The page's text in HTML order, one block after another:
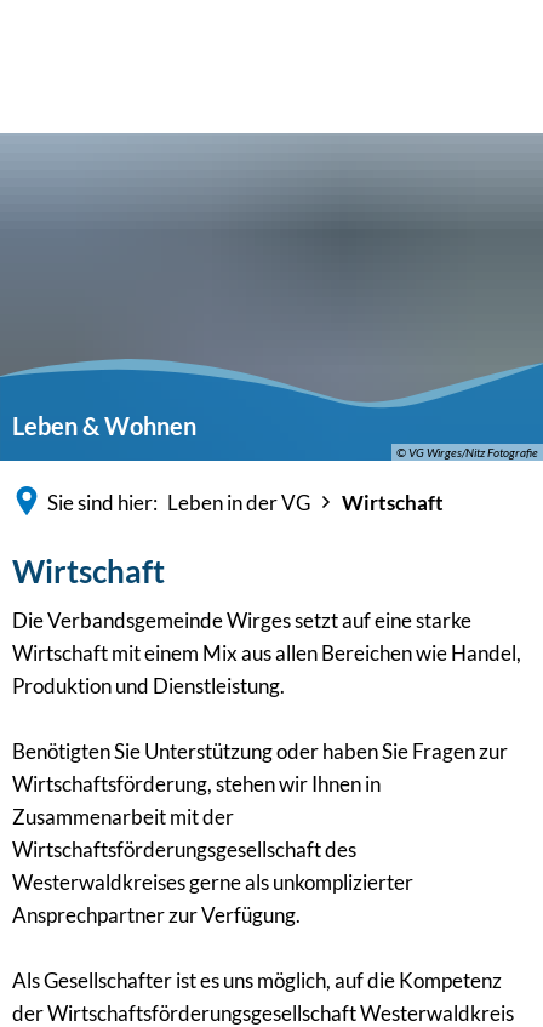
© VG Wirges/Nitz Fotografie
Leben & Wohnen
Sie sind hier: Leben in der VG Wirtschaft
Wirtschaft
Die Verbandsgemeinde Wirges setzt auf eine starke
Wirtschaft mit einem Mix aus allen Bereichen wie Handel,
Produktion und Dienstleistung.
Benötigten Sie Unterstützung oder haben Sie Fragen zur
Wirtschaftsförderung, stehen wir Ihnen in
Zusammenarbeit mit der
Wirtschaftsförderungsgesellschaft des
Westerwaldkreises gerne als unkomplizierter
Ansprechpartner zur Verfügung.
Als Gesellschafter ist es uns möglich, auf die Kompetenz
der Wirtschaftsförderungsgesellschaft Westerwaldkreis